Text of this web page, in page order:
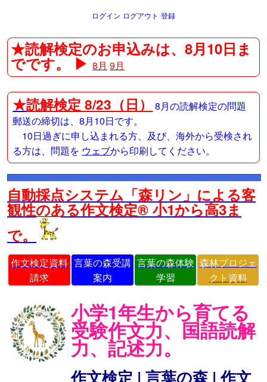
ログイン ログアウト 登録
★読解検定のお申込みは、8月10日ま
でです。 ▶8月 9月
★読解検定 8/23（日）
8月の読解検定の問題
郵送の締切は、8月10日です。
10日過ぎに申し込まれる方、及び、海外から受検され
る方は、問題を ウェブから印刷してください。
自動採点システム「森リン」による客
観性のある作文検定® 小1から高3ま
で。
作文検定資料
請求
言葉の森受講
案内
言葉の森体験
学習
森林プロジェ
クト資料
小学1年生から育てる
受験作文力、国語読解
力、記述力。
作文検定 | 言葉の森 | 作文